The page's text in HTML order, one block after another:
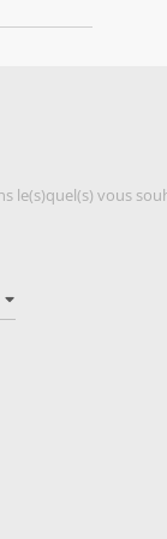
le(s)quel(s) vous